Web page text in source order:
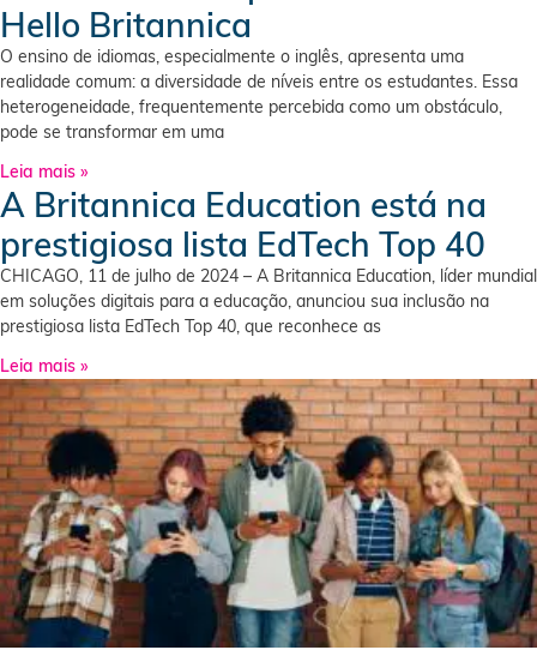
Hello Britannica
O ensino de idiomas, especialmente o inglês, apresenta uma
realidade comum: a diversidade de níveis entre os estudantes. Essa
heterogeneidade, frequentemente percebida como um obstáculo,
pode se transformar em uma
Leia mais »
A Britannica Education está na
prestigiosa lista EdTech Top 40
CHICAGO, 11 de julho de 2024 – A Britannica Education, líder mundial
em soluções digitais para a educação, anunciou sua inclusão na
prestigiosa lista EdTech Top 40, que reconhece as
Leia mais »